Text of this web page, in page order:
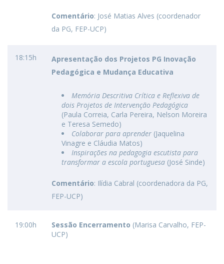
Comentário: José Matias Alves (coordenador
da PG, FEP-UCP)
18:15h
Apresentação dos Projetos PG Inovação
Pedagógica e Mudança Educativa
Memória Descritiva Crítica e Reflexiva de
dois Projetos de Intervenção Pedagógica
(Paula Correia, Carla Pereira, Nelson Moreira
e Teresa Semedo)
Colaborar para aprender (Jaquelina
Vinagre e Cláudia Matos)
Inspirações na pedagogia escutista para
transformar a escola portuguesa (José Sinde)
Comentário: Ilídia Cabral (coordenadora da PG,
FEP-UCP)
19:00h Sessão Encerramento (Marisa Carvalho, FEP-
UCP)